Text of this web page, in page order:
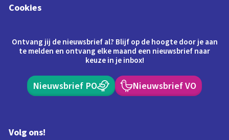
Cookies
Ontvang jij de nieuwsbrief al? Blijf op de hoogte door je aan
te melden en ontvang elke maand een nieuwsbrief naar
keuze in je inbox!
Nieuwsbrief PO Nieuwsbrief VO
Volg ons!